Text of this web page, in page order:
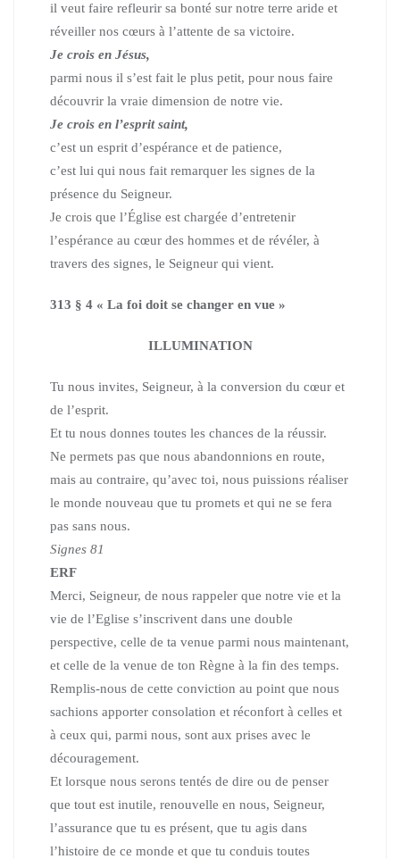
il veut faire refleurir sa bonté sur notre terre aride et
réveiller nos cœurs à l’attente de sa victoire.
Je crois en Jésus,
parmi nous il s’est fait le plus petit, pour nous faire
découvrir la vraie dimension de notre vie.
Je crois en l’esprit saint,
c’est un esprit d’espérance et de patience,
c’est lui qui nous fait remarquer les signes de la
présence du Seigneur.
Je crois que l’Église est chargée d’entretenir
l’espérance au cœur des hommes et de révéler, à
travers des signes, le Seigneur qui vient.
313 § 4 « La foi doit se changer en vue »
ILLUMINATION
Tu nous invites, Seigneur, à la conversion du cœur et
de l’esprit.
Et tu nous donnes toutes les chances de la réussir.
Ne permets pas que nous abandonnions en route,
mais au contraire, qu’avec toi, nous puissions réaliser
le monde nouveau que tu promets et qui ne se fera
pas sans nous.
Signes 81
ERF
Merci, Seigneur, de nous rappeler que notre vie et la
vie de l’Eglise s’inscrivent dans une double
perspective, celle de ta venue parmi nous maintenant,
et celle de la venue de ton Règne à la fin des temps.
Remplis-nous de cette conviction au point que nous
sachions apporter consolation et réconfort à celles et
à ceux qui, parmi nous, sont aux prises avec le
découragement.
Et lorsque nous serons tentés de dire ou de penser
que tout est inutile, renouvelle en nous, Seigneur,
l’assurance que tu es présent, que tu agis dans
l’histoire de ce monde et que tu conduis toutes